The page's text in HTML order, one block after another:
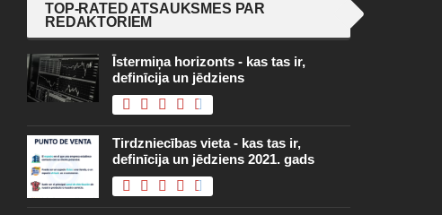
TOP-RATED ATSAUKSMES PAR
REDAKTORIEM
Īstermiņa horizonts - kas tas ir,
definīcija un jēdziens
Tirdzniecības vieta - kas tas ir,
definīcija un jēdziens 2021. gads